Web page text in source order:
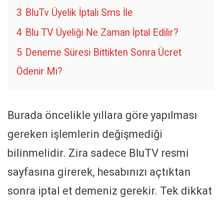
3 BluTv Üyelik İptali Sms İle
4 Blu TV Üyeliği Ne Zaman İptal Edilir?
5 Deneme Süresi Bittikten Sonra Ücret
Ödenir Mi?
Burada öncelikle yıllara göre yapılması
gereken işlemlerin değişmediği
bilinmelidir. Zira sadece BluTV resmi
sayfasına girerek, hesabınızı açtıktan
sonra iptal et demeniz gerekir. Tek dikkat